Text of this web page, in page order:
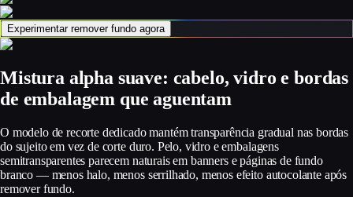
Experimentar remover fundo agora
Mistura alpha suave: cabelo, vidro e bordas
de embalagem que aguentam
O modelo de recorte dedicado mantém transparência gradual nas bordas
do sujeito em vez de corte duro. Pelo, vidro e embalagens
semitransparentes parecem naturais em banners e páginas de fundo
branco — menos halo, menos serrilhado, menos efeito autocolante após
remover fundo.